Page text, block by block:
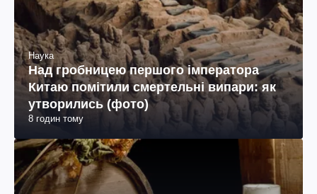
Наука
Над гробницею першого імператора
Китаю помітили смертельні випари: як
утворились (фото)
8 годин тому